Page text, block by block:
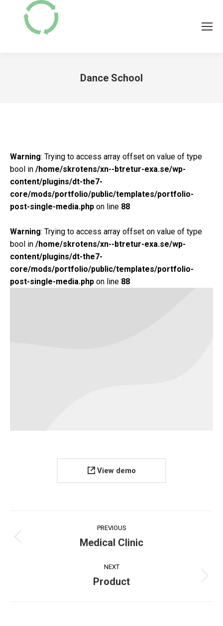
Dance School
Warning: Trying to access array offset on value of type
bool in /home/skrotens/xn--btretur-exa.se/wp-
content/plugins/dt-the7-
core/mods/portfolio/public/templates/portfolio-
post-single-media.php on line 88
Warning: Trying to access array offset on value of type
bool in /home/skrotens/xn--btretur-exa.se/wp-
content/plugins/dt-the7-
core/mods/portfolio/public/templates/portfolio-
post-single-media.php on line 88
View demo
PREVIOUS
Medical Clinic
NEXT
Product